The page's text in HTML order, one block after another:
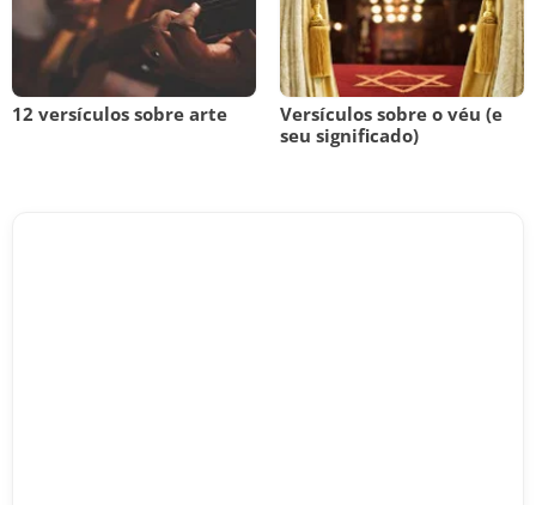
12 versículos sobre arte
Versículos sobre o véu (e
seu significado)